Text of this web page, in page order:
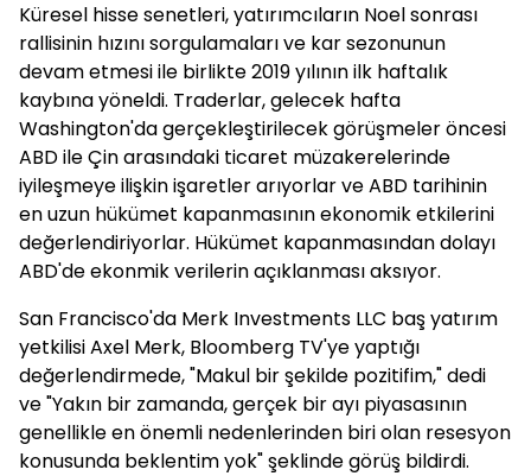
Küresel hisse senetleri, yatırımcıların Noel sonrası
rallisinin hızını sorgulamaları ve kar sezonunun
devam etmesi ile birlikte 2019 yılının ilk haftalık
kaybına yöneldi. Traderlar, gelecek hafta
Washington'da gerçekleştirilecek görüşmeler öncesi
ABD ile Çin arasındaki ticaret müzakerelerinde
iyileşmeye ilişkin işaretler arıyorlar ve ABD tarihinin
en uzun hükümet kapanmasının ekonomik etkilerini
değerlendiriyorlar. Hükümet kapanmasından dolayı
ABD'de ekonmik verilerin açıklanması aksıyor.
San Francisco'da Merk Investments LLC baş yatırım
yetkilisi Axel Merk, Bloomberg TV'ye yaptığı
değerlendirmede, "Makul bir şekilde pozitifim," dedi
ve "Yakın bir zamanda, gerçek bir ayı piyasasının
genellikle en önemli nedenlerinden biri olan resesyon
konusunda beklentim yok" şeklinde görüş bildirdi.